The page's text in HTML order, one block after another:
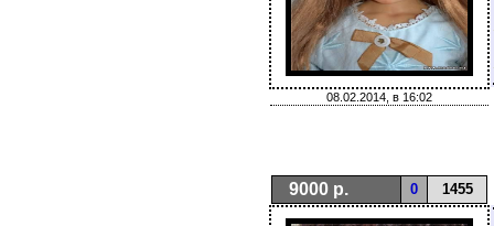
08.02.2014, в 16:02
9000 р. 0 1455